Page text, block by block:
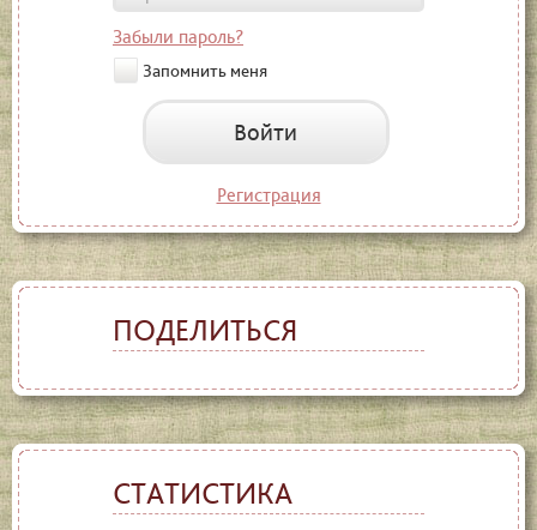
Забыли пароль?
Запомнить меня
Войти
Регистрация
ПОДЕЛИТЬСЯ
СТАТИСТИКА